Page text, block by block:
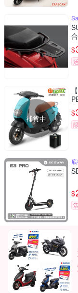
$
補貨中
$
$